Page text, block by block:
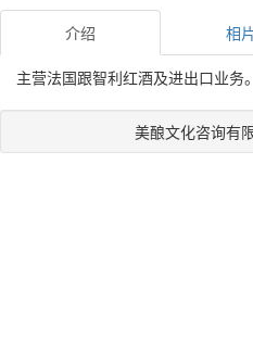
介绍 相
主营法国跟智利红酒及进出口业务。
美酿文化咨询有